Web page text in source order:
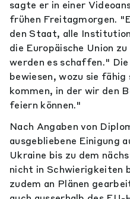
sagte er in einer
frühen Freitagmorgen.
den Staat, alle
die Europäische Union
werden es schaffen."
bewiesen, wozu sie
kommen, in der wir den
feiern können."
Nach Angaben von
ausgebliebene Einigung
Ukraine bis zu dem
nicht in Schwierigkeiten
zudem an Plänen